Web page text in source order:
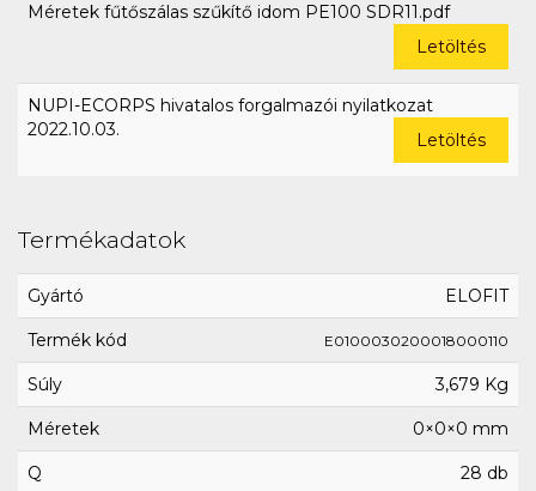
Méretek fűtőszálas szűkítő idom PE100 SDR11.pdf
Letöltés
NUPI-ECORPS hivatalos forgalmazói nyilatkozat
2022.10.03.
Letöltés
Termékadatok
Gyártó ELOFIT
Termék kód E0100030200018000110
Súly 3,679 Kg
Méretek 0×0×0 mm
Q 28 db